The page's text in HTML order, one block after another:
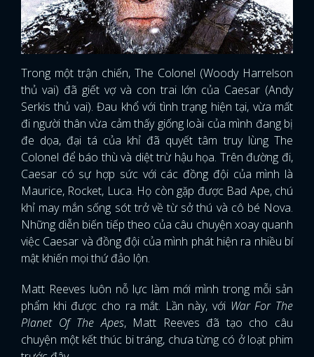
Trong một trận chiến, The Colonel (Woody Harrelson
thủ vai) đã giết vợ và con trai lớn của Caesar (Andy
Serkis thủ vai). Đau khổ với tình trạng hiện tại, vừa mất
đi người thân vừa cảm thấy giống loài của mình đang bị
đe dọa, đại tá của khỉ đã quyết tâm truy lùng The
Colonel để báo thù và diệt trừ hậu họa. Trên đường đi,
Caesar có sự hợp sức với các đồng đội của mình là
Maurice, Rocket, Luca. Họ còn gặp được Bad Ape, chú
khỉ may mắn sống sót trở về từ sở thú và cô bé Nova.
Những diễn biến tiếp theo của câu chuyện xoay quanh
việc Caesar và đồng đội của mình phát hiện ra nhiều bí
mật khiến mọi thứ đảo lộn.
Matt Reeves luôn nỗ lực làm mới mình trong mỗi sản
phẩm khi được cho ra mắt. Lần này, với War For The
Planet Of The Apes, Matt Reeves đã tạo cho câu
chuyện một kết thúc bi tráng, chưa từng có ở loạt phim